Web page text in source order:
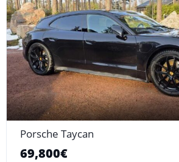
Porsche Taycan
69,800€